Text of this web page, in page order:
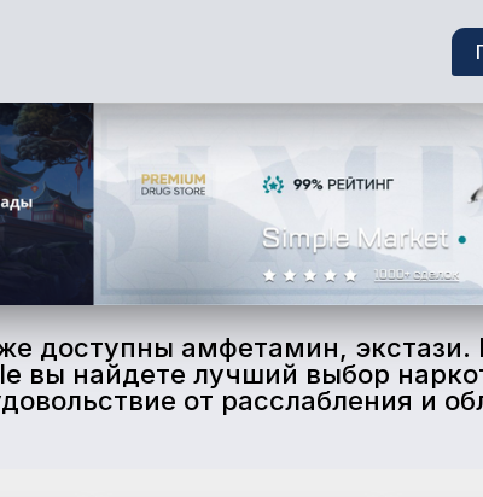
доступны амфетамин, экстази.
вы найдете лучший выбор
от расслабления и